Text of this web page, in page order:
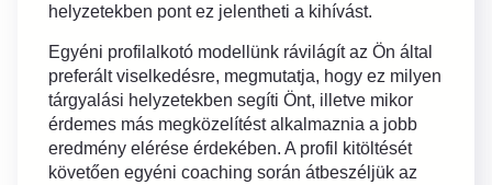
helyzetekben pont ez jelentheti a kihívást.
Egyéni profilalkotó modellünk rávilágít az Ön által
preferált viselkedésre, megmutatja, hogy ez milyen
tárgyalási helyzetekben segíti Önt, illetve mikor
érdemes más megközelítést alkalmaznia a jobb
eredmény elérése érdekében. A profil kitöltését
követően egyéni coaching során átbeszéljük az